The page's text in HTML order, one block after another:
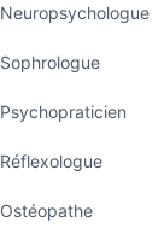
Neuropsychologue
Sophrologue
Psychopraticien
Réflexologue
Ostéopathe